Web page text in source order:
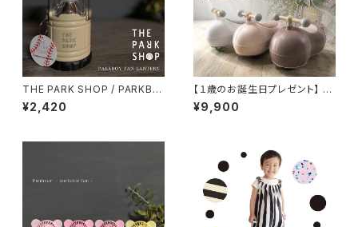
THE PARK SHOP / PARKBO
Y FAN LANTERN TPS-339
¥2,420
【１歳のお誕生日プレゼント】 乗
用玩具 marm ベビースクータ
ー 静音キャスター採用 360度
¥9,900